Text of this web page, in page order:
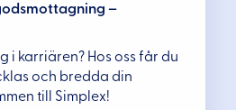
–
i karriären? Hos oss får du
och bredda din
till Simplex!